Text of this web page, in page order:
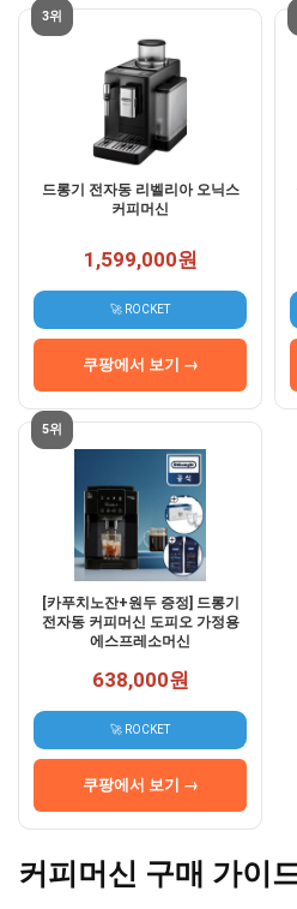
3위
드롱기 전자동 리벨리아 오닉스
커피머신
1,599,000원
🚀 ROCKET
쿠팡에서 보기 →
5위
[카푸치노잔+원두 증정] 드롱기
전자동 커피머신 도피오 가정용
에스프레소머신
638,000원
🚀 ROCKET
쿠팡에서 보기 →
커피머신 구매 가이